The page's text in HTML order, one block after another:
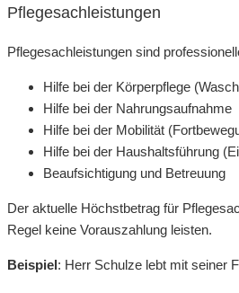
Pflegesachleistungen
Pflegesachleistungen sind
Hilfe bei der Körperpflege
Hilfe bei der Nahrungsaufnahme
Hilfe bei der Mobilität
Hilfe bei der Haushaltsführung
Beaufsichtigung und Betreuung
Der aktuelle Höchstbetrag für
Regel keine Vorauszahlung leisten.
Beispiel: Herr Schulze lebt mit seiner